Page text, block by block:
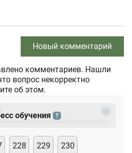
Новый комментарий
комментариев. Нашли
вопрос некорректно
об этом.
обучения ?
228 229 230